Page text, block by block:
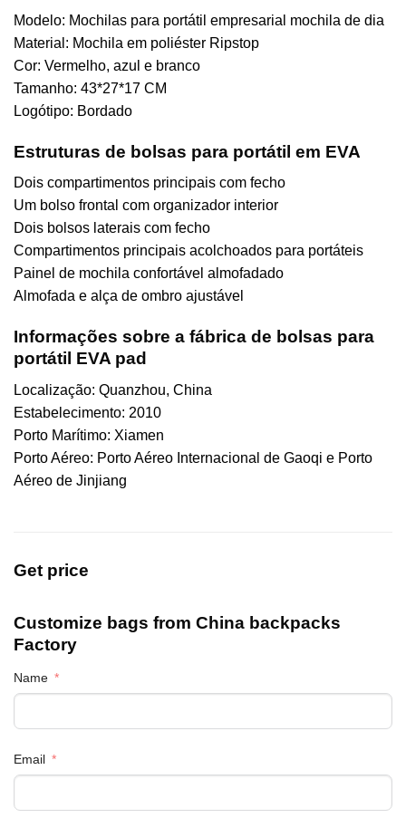
Modelo: Mochilas para portátil empresarial mochila de dia
Material: Mochila em poliéster Ripstop
Cor: Vermelho, azul e branco
Tamanho: 43*27*17 CM
Logótipo: Bordado
Estruturas de bolsas para portátil em EVA
Dois compartimentos principais com fecho
Um bolso frontal com organizador interior
Dois bolsos laterais com fecho
Compartimentos principais acolchoados para portáteis
Painel de mochila confortável almofadado
Almofada e alça de ombro ajustável
Informações sobre a fábrica de bolsas para
portátil EVA pad
Localização: Quanzhou, China
Estabelecimento: 2010
Porto Marítimo: Xiamen
Porto Aéreo: Porto Aéreo Internacional de Gaoqi e Porto
Aéreo de Jinjiang
Get price
Customize bags from China backpacks
Factory
Name
Email